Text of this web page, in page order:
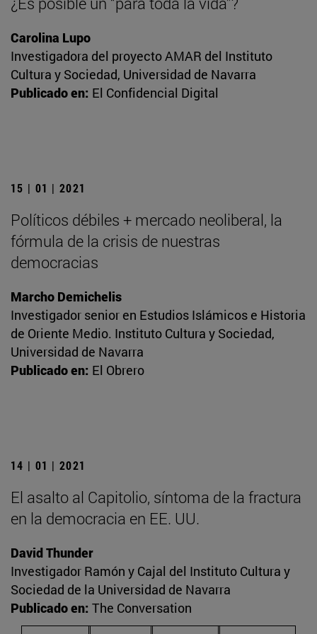
Carolina Lupo
Investigadora del proyecto AMAR del Instituto
Cultura y Sociedad, Universidad de Navarra
Publicado en: El Confidencial Digital
15 | 01 | 2021
Políticos débiles + mercado neoliberal, la
fórmula de la crisis de nuestras
democracias
Marcho Demichelis
Investigador senior en Estudios Islámicos e Historia
de Oriente Medio. Instituto Cultura y Sociedad,
Universidad de Navarra
Publicado en: El Obrero
14 | 01 | 2021
El asalto al Capitolio, síntoma de la fractura
en la democracia en EE. UU.
David Thunder
Investigador Ramón y Cajal del Instituto Cultura y
Sociedad de la Universidad de Navarra
Publicado en: The Conversation